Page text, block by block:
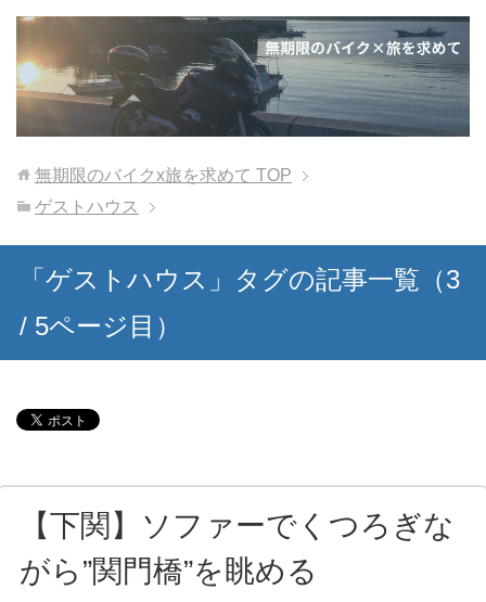
無期限のバイクx旅を求めて TOP
ゲストハウス
「ゲストハウス」タグの記事一覧（3
/ 5ページ目）
【下関】ソファーでくつろぎな
がら”関門橋”を眺める